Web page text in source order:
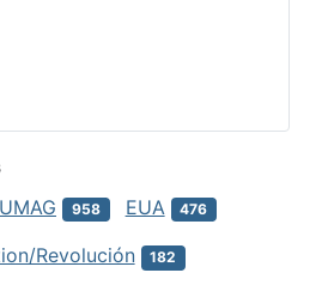
958 EUA 476
Revolución 182